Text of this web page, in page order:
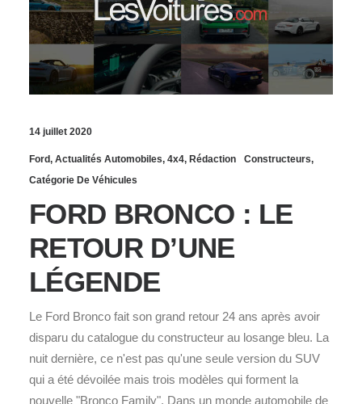
14 juillet 2020
Ford, Actualités Automobiles, 4x4, Rédaction Constructeurs,
Catégorie De Véhicules
FORD BRONCO : LE
RETOUR D’UNE
LÉGENDE
Le Ford Bronco fait son grand retour 24 ans après avoir
disparu du catalogue du constructeur au losange bleu. La
nuit dernière, ce n'est pas qu'une seule version du SUV
qui a été dévoilée mais trois modèles qui forment la
nouvelle "Bronco Family". Dans un monde automobile de